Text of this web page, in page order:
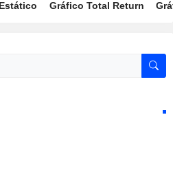
Gráfico Total Return